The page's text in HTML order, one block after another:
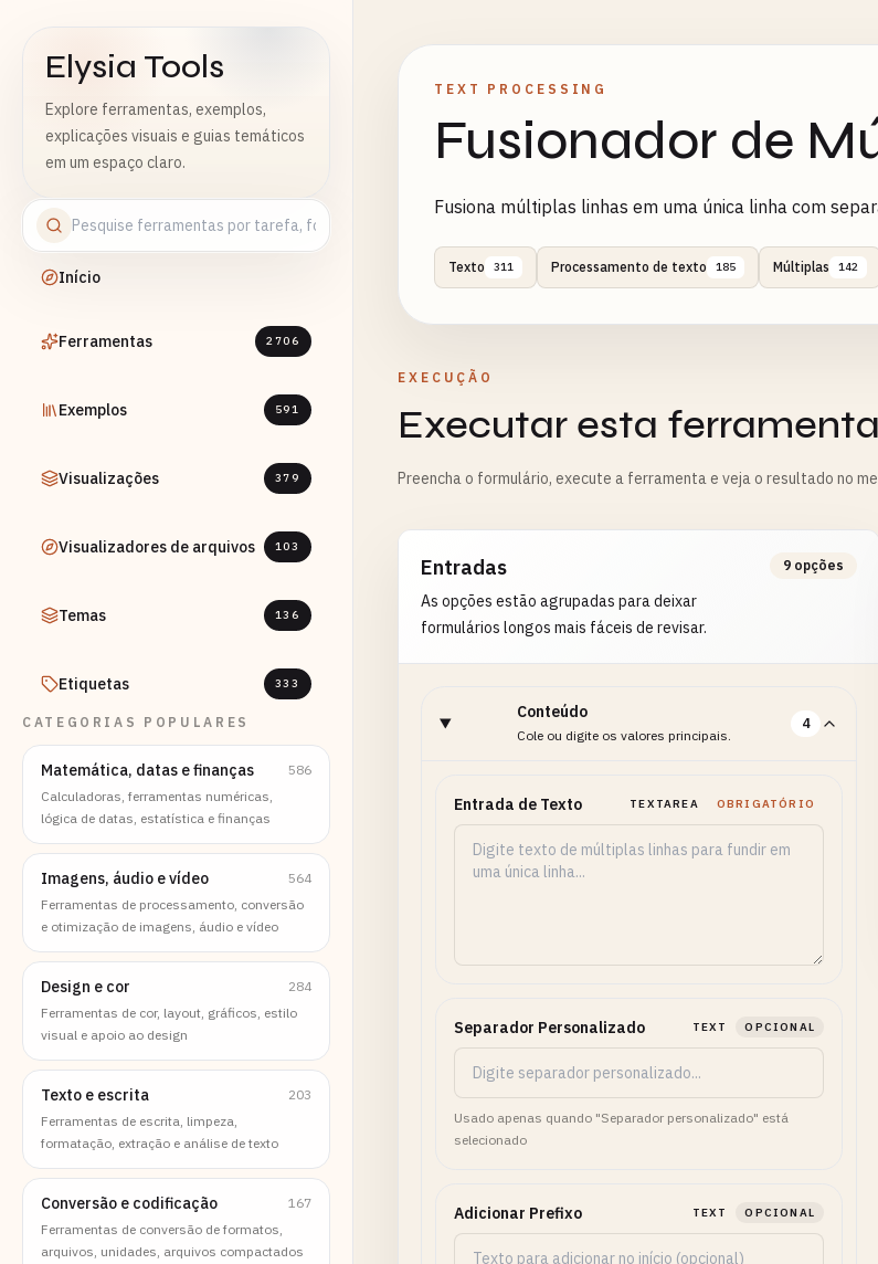
Elysia Tools
Explore ferramentas, exemplos,
explicações visuais e guias temáticos
em um espaço claro.
Início
Ferramentas 2706
Exemplos 591
Visualizações 379
Visualizadores de arquivos 103
Temas 136
Etiquetas 333
CATEGORIAS POPULARES
Matemática, datas e finanças
586
Calculadoras, ferramentas numéricas,
lógica de datas, estatística e finanças
Imagens, áudio e vídeo
564
Ferramentas de processamento, conversão
e otimização de imagens, áudio e vídeo
Design e cor
284
Ferramentas de cor, layout, gráficos, estilo
visual e apoio ao design
Texto e escrita
203
Ferramentas de escrita, limpeza,
formatação, extração e análise de texto
Conversão e codificação
167
Ferramentas de conversão de formatos,
arquivos, unidades, arquivos compactados
TEXT PROCESSING
Fusionador de
Fusiona múltiplas linhas em uma única linha com
Texto 311 Processamento de texto 185 Múltiplas 142
EXECUÇÃO
Executar esta ferramenta
Preencha o formulário, execute a ferramenta e veja o resultado no
Entradas
As opções estão agrupadas para deixar
formulários longos mais fáceis de revisar.
9 opções
Conteúdo
Cole ou digite os valores principais.
4
Entrada de Texto TEXTAREA OBRIGATÓRIO
Separador Personalizado TEXT OPCIONAL
Usado apenas quando "Separador personalizado" está
selecionado
Adicionar Prefixo TEXT OPCIONAL